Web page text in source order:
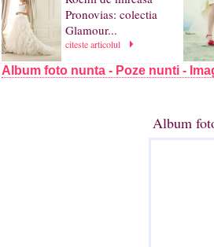
Pronovias: colectia
Glamour...
citeste articolul
Album foto nunta - Poze nunti -
Album